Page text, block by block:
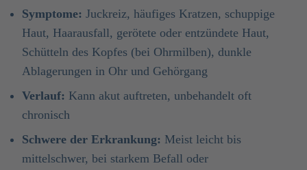
Symptome: Juckreiz, häufiges Kratzen, schuppige
Haut, Haarausfall, gerötete oder entzündete Haut,
Schütteln des Kopfes (bei Ohrmilben), dunkle
Ablagerungen in Ohr und Gehörgang
Verlauf: Kann akut auftreten, unbehandelt oft
chronisch
Schwere der Erkrankung: Meist leicht bis
mittelschwer, bei starkem Befall oder